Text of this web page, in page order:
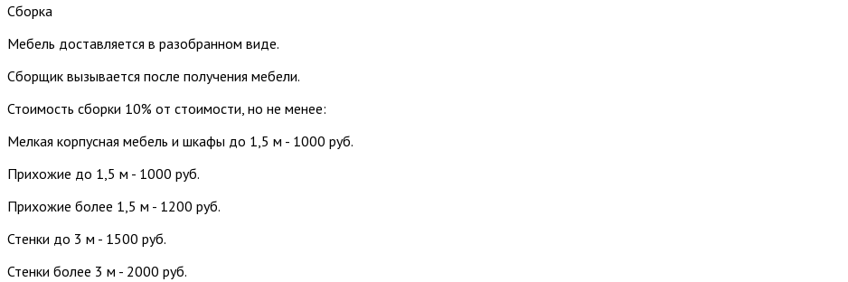
Сборка
Мебель доставляется в разобранном виде.
Сборщик вызывается после получения мебели.
Стоимость сборки 10% от стоимости, но не менее:
Мелкая корпусная мебель и шкафы до 1,5 м - 1000 руб.
Прихожие до 1,5 м - 1000 руб.
Прихожие более 1,5 м - 1200 руб.
Стенки до 3 м - 1500 руб.
Стенки более 3 м - 2000 руб.